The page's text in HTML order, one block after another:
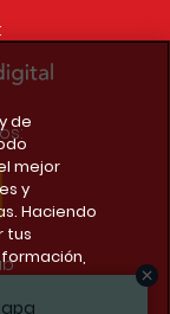
de
mejor
y
Haciendo
tus